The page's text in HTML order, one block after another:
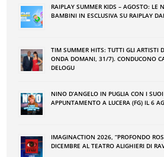
RAIPLAY SUMMER KIDS – AGOSTO: LE
BAMBINI IN ESCLUSIVA SU RAIPLAY
TIM SUMMER HITS: TUTTI GLI ARTISTI
ONDA DOMANI, 31/7). CONDUCONO
DELOGU
NINO DʼANGELO IN PUGLIA CON I
APPUNTAMENTO A LUCERA (FG) IL 6
IMAGINACTION 2026, “PROFONDO
DICEMBRE AL TEATRO ALIGHIERI DI